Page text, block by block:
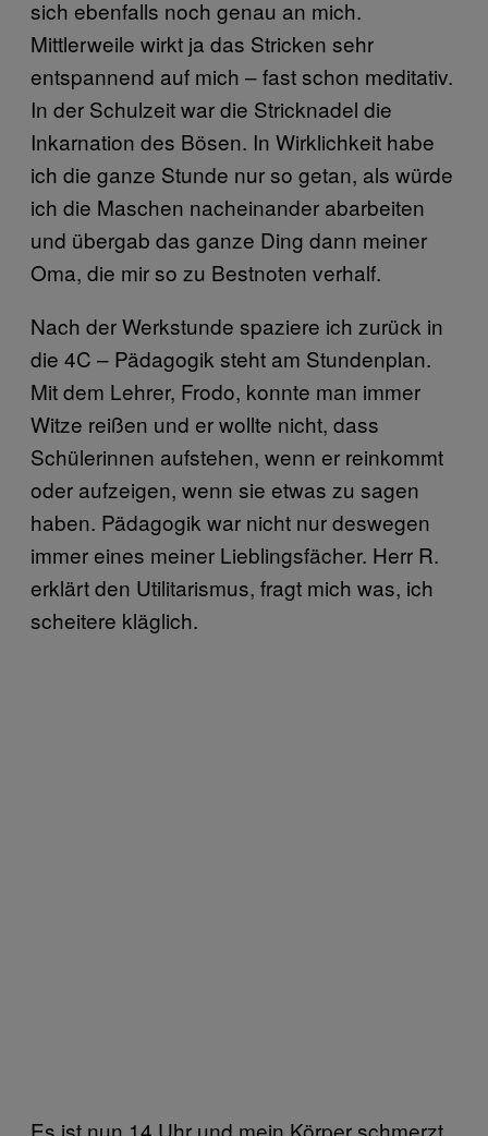
sich ebenfalls noch genau an mich.
Mittlerweile wirkt ja das Stricken sehr
entspannend auf mich – fast schon meditativ.
In der Schulzeit war die Stricknadel die
Inkarnation des Bösen. In Wirklichkeit habe
ich die ganze Stunde nur so getan, als würde
ich die Maschen nacheinander abarbeiten
und übergab das ganze Ding dann meiner
Oma, die mir so zu Bestnoten verhalf.
Nach der Werkstunde spaziere ich zurück in
die 4C – Pädagogik steht am Stundenplan.
Mit dem Lehrer, Frodo, konnte man immer
Witze reißen und er wollte nicht, dass
Schülerinnen aufstehen, wenn er reinkommt
oder aufzeigen, wenn sie etwas zu sagen
haben. Pädagogik war nicht nur deswegen
immer eines meiner Lieblingsfächer. Herr R.
erklärt den Utilitarismus, fragt mich was, ich
scheitere kläglich.
Es ist nun 14 Uhr und mein Körper schmerzt